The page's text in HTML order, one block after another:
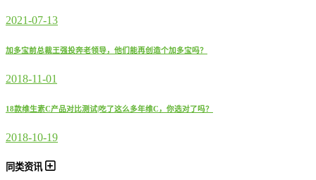
2021-07-13
加多宝前总裁王强投奔老领导，他们能再创造个加多宝吗？
2018-11-01
18款维生素C产品对比测试|吃了这么多年维C，你选对了吗？
2018-10-19
同类资讯